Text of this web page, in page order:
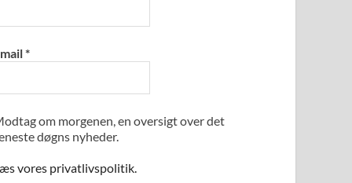
*
om morgenen, en oversigt over det
døgns nyheder.
vores privatlivspolitik.